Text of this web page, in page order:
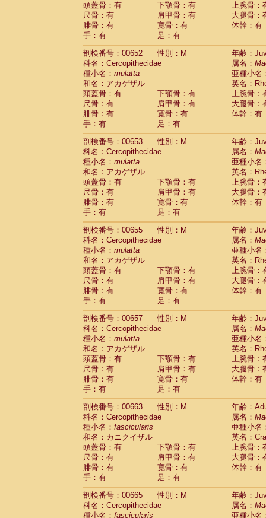
頭蓋骨：有
下顎骨：有
上腕骨：
尺骨：有
肩甲骨：有
大腿骨：
腓骨：有
寛骨：有
体幹：有
手：有
足：有
剖検番号：00652
性別：M
年齢：
科名：Cercopithecidae
属名：
種小名： mulatta
亜種小名
和名：アカゲザル
英名：
頭蓋骨：有
下顎骨：有
上腕骨：
尺骨：有
肩甲骨：有
大腿骨：
腓骨：有
寛骨：有
体幹：有
手：有
足：有
剖検番号：00653
性別：M
年齢：
科名：Cercopithecidae
属名：
種小名： mulatta
亜種小名
和名：アカゲザル
英名：
頭蓋骨：有
下顎骨：有
上腕骨：
尺骨：有
肩甲骨：有
大腿骨：
腓骨：有
寛骨：有
体幹：有
手：有
足：有
剖検番号：00655
性別：M
年齢：
科名：Cercopithecidae
属名：
種小名： mulatta
亜種小名
和名：アカゲザル
英名：
頭蓋骨：有
下顎骨：有
上腕骨：
尺骨：有
肩甲骨：有
大腿骨：
腓骨：有
寛骨：有
体幹：有
手：有
足：有
剖検番号：00657
性別：M
年齢：
科名：Cercopithecidae
属名：
種小名： mulatta
亜種小名
和名：アカゲザル
英名：
頭蓋骨：有
下顎骨：有
上腕骨：
尺骨：有
肩甲骨：有
大腿骨：
腓骨：有
寛骨：有
体幹：有
手：有
足：有
剖検番号：00663
性別：M
年齢：
科名：Cercopithecidae
属名：
種小名： fascicularis
亜種小名
和名：カニクイザル
英名：
頭蓋骨：有
下顎骨：有
上腕骨：
尺骨：有
肩甲骨：有
大腿骨：
腓骨：有
寛骨：有
体幹：有
手：有
足：有
剖検番号：00665
性別：M
年齢：
科名：Cercopithecidae
属名：
種小名： fascicularis 亜種小名